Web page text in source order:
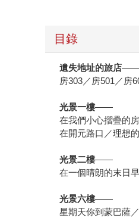
目錄
遺失地址的旅店——
房303／房501／房
光景一樓——
在我們小心摺疊的
在開元路口／理想
光景二樓——
在一個晴朗的末日
光景六樓——
星期天你到蒙巴薩